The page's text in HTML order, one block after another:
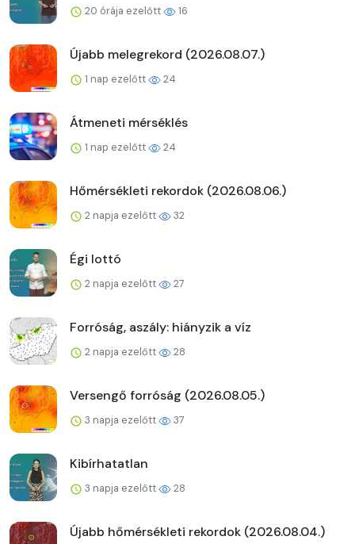
20 órája ezelőtt 16
Újabb melegrekord (2026.08.07.)
1 nap ezelőtt 24
Átmeneti mérséklés
1 nap ezelőtt 24
Hőmérsékleti rekordok (2026.08.06.)
2 napja ezelőtt 32
Égi lottó
2 napja ezelőtt 27
Forróság, aszály: hiányzik a víz
2 napja ezelőtt 28
Versengő forróság (2026.08.05.)
3 napja ezelőtt 37
Kibírhatatlan
3 napja ezelőtt 28
Újabb hőmérsékleti rekordok (2026.08.04.)